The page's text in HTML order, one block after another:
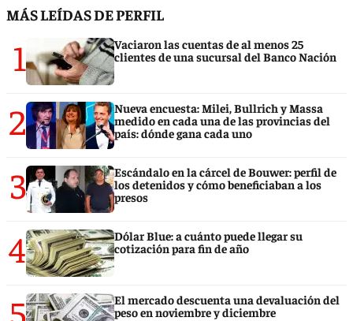
MÁS LEÍDAS DE PERFIL
1
Vaciaron las cuentas de al menos 25
clientes de una sucursal del Banco Nación
2
Nueva encuesta: Milei, Bullrich y Massa
medido en cada una de las provincias del
país: dónde gana cada uno
3
Escándalo en la cárcel de Bouwer: perfil de
los detenidos y cómo beneficiaban a los
presos
4
Dólar Blue: a cuánto puede llegar su
cotización para fin de año
El mercado descuenta una devaluación del
peso en noviembre y diciembre